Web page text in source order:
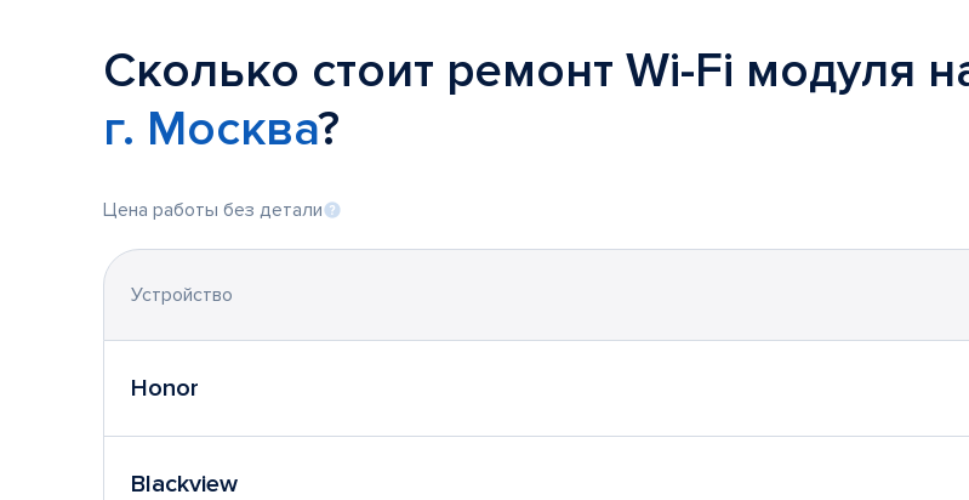
Сколько стоит ремонт Wi-Fi модуля
г. Москва?
Цена работы без детали
Устройство
Honor
Blackview